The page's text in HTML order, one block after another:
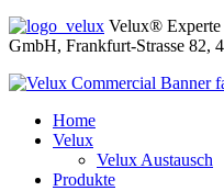
Velux® Experte
GmbH, Frankfurt-Strasse 82,
Home
Velux
Velux Austausch
Produkte